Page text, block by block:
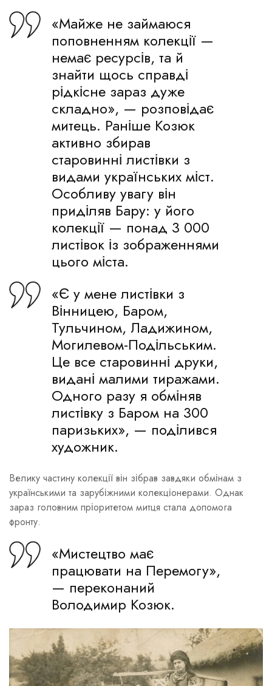
«Майже не займаюся
поповненням колекції —
немає ресурсів, та й
знайти щось справді
рідкісне зараз дуже
складно», — розповідає
митець. Раніше Козюк
активно збирав
старовинні листівки з
видами українських міст.
Особливу увагу він
приділяв Бару: у його
колекції — понад 3 000
листівок із зображеннями
цього міста.
«Є у мене листівки з
Вінницею, Баром,
Тульчином, Ладижином,
Могилевом-Подільським.
Це все старовинні друки,
видані малими тиражами.
Одного разу я обміняв
листівку з Баром на 300
паризьких», — поділився
художник.
Велику частину колекції він зібрав завдяки обмінам з
українськими та зарубіжними колекціонерами. Однак
зараз головним пріоритетом митця стала допомога
фронту.
«Мистецтво має
працювати на Перемогу»,
— переконаний
Володимир Козюк.